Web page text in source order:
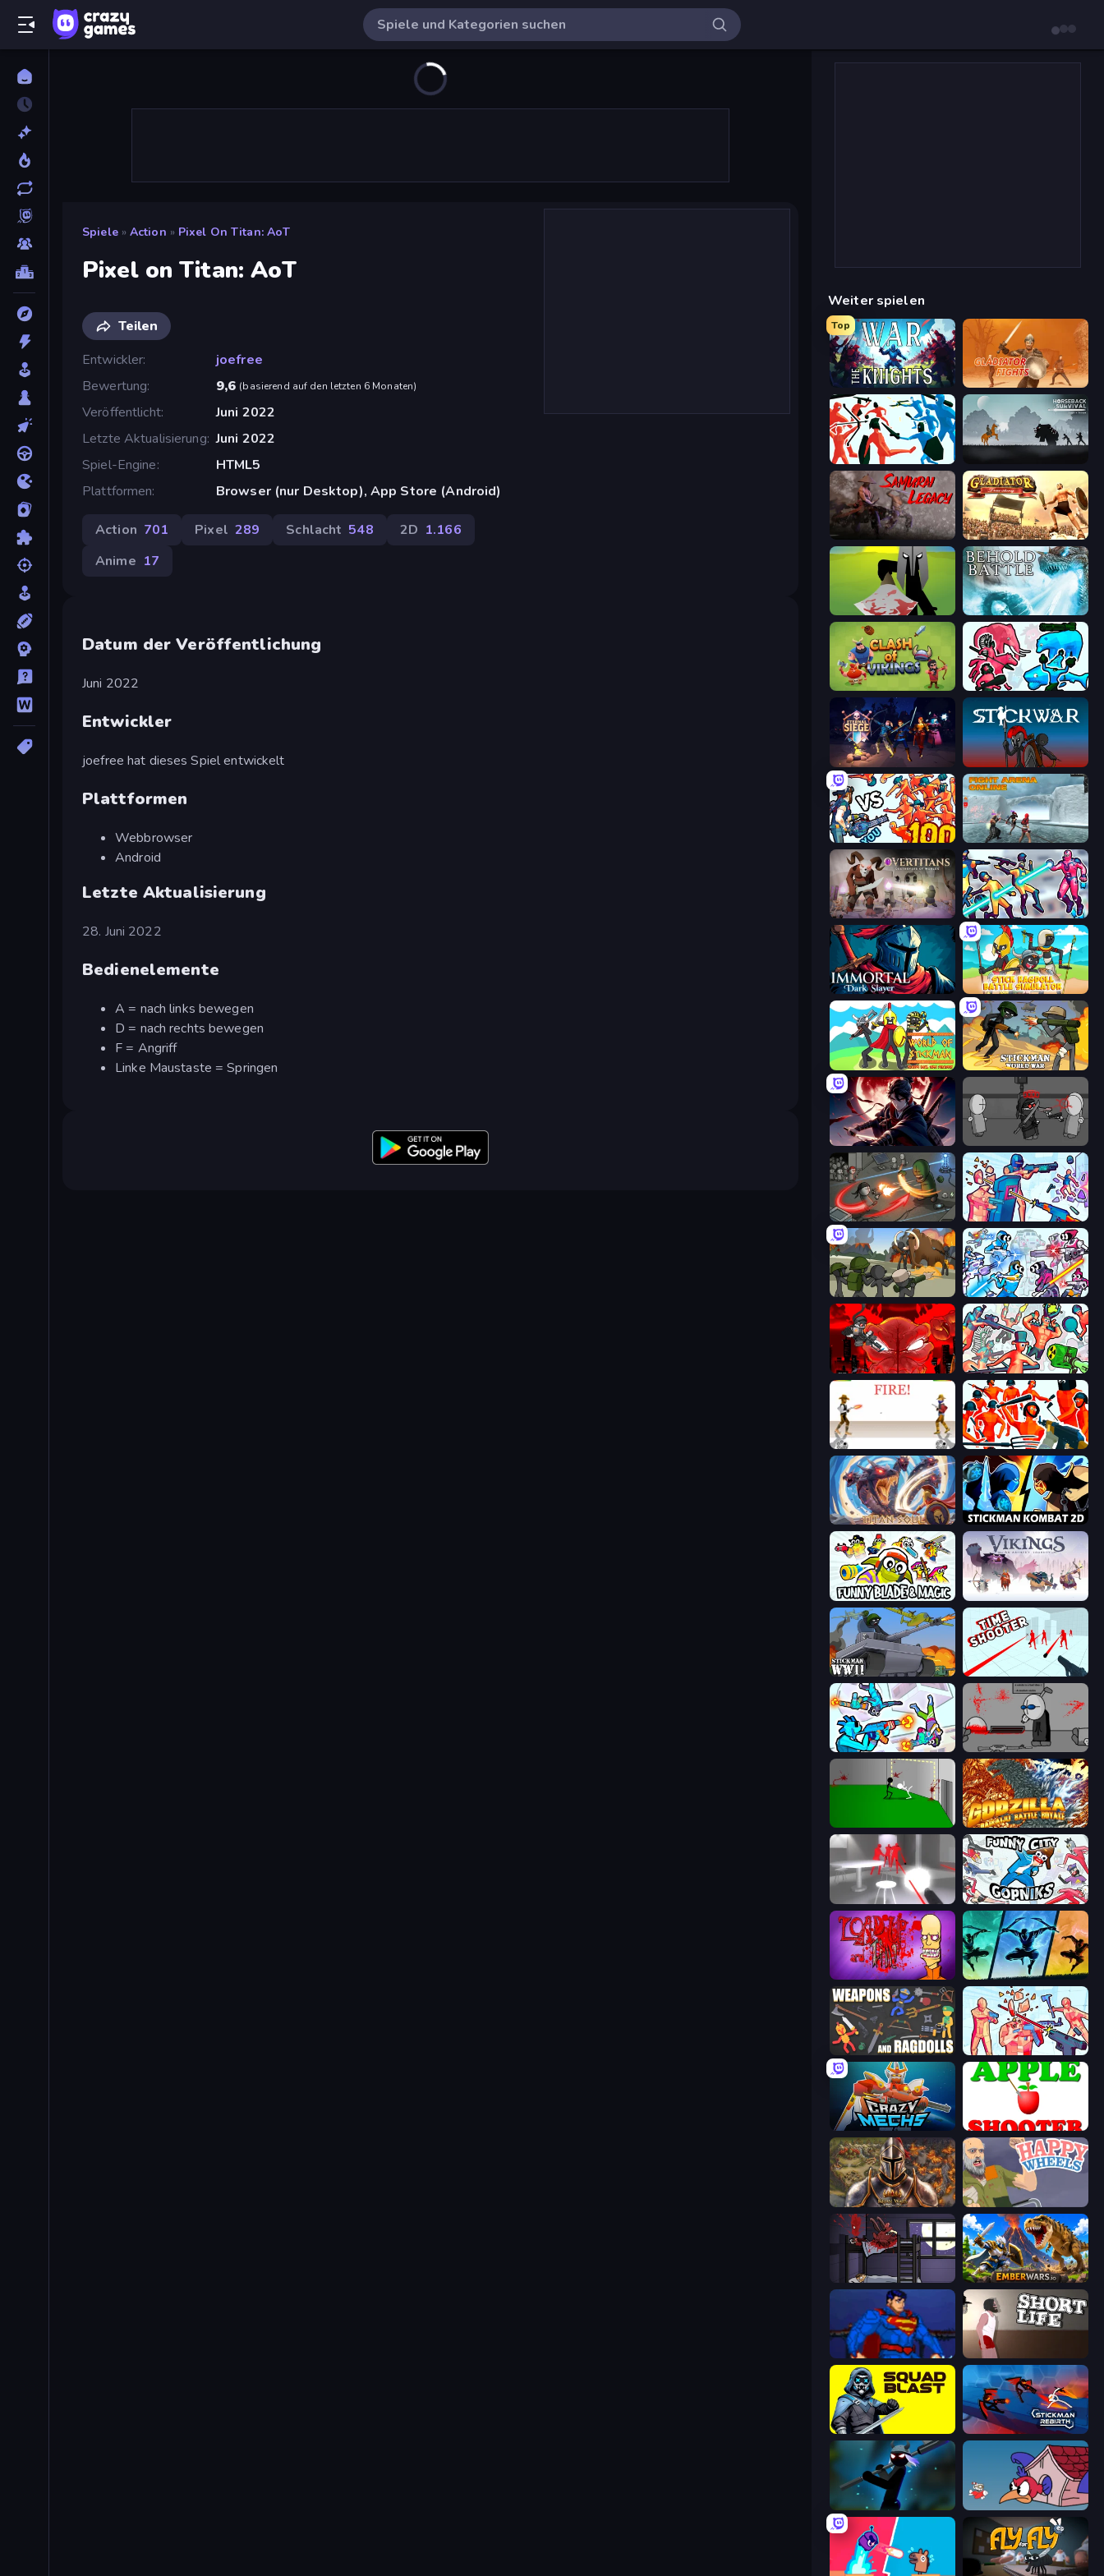
Spiele » Action » Pixel On Titan: AoT
Pixel on Titan: AoT
Teilen
Entwickler
joefree
Bewertung
9,6 (basierend auf den letzten 6 Monaten)
Veröffentlicht
Juni 2022
Letzte Aktualisierung Juni 2022
Spiel-Engine
HTML5
Plattformen
Browser (nur Desktop), App Store (Android)
Action 701 Pixel 289 Schlacht 548 2D 1.166
Anime 17
Datum der Veröffentlichung
Juni 2022
Entwickler
joefree hat dieses Spiel entwickelt
Plattformen
Webbrowser
Android
Letzte Aktualisierung
28. Juni 2022
Bedienelemente
A = nach links bewegen
D = nach rechts bewegen
F = Angriff
Linke Maustaste = Springen
Weiter spielen
Top
War the Knights Gladiator Fights
Funny Battle Simulator Horseback Survival
Samurai Legacy Gladiator: True Story
Kill The Spartan Behold Battle
Clash of Vikings Funny Battle Simulator 2
Eternal Siege Stick War
Horde Killer: You vs 100 Fight Arena Online
Overtitans: Destroyers of Worlds Hero 3: Flying Robot
Immortal: Dark Slayer Stick Ragdoll Battle Simulator
World of Stickman Classic RTS Stickman World War
Samurai's Shadow Madness Project Nexus
Madness Online Time Shooter 3: SWAT
Stickman History Battle Space Wars Battleground
Madness Accelerant Funny Shooter 2
Gunblood Funny Shooter - Destroy All
Titan Soul: Action RPG Stickman Kombat 2D
Funny Blade & Magic Vikings: An Archer's Journey
Stickman WW2 Time Shooter
Gravity Arena Shooter Madness Deathwish
Godzilla Daikaiju Battle Royale
SuperHot Funny City: Gopniks
Load Up and Kill Shadow Ninja Revenge
Weapons and Ragdolls Time Shooter 2
Crazy Mechs Apple Shooter
Khan Wars Happy Wheels
The Visitor EmberWars.io
Injustice Gods Among Us Short Life
SquadBlast Stickman Rebirth
Stickman Weapon Master Cuphead